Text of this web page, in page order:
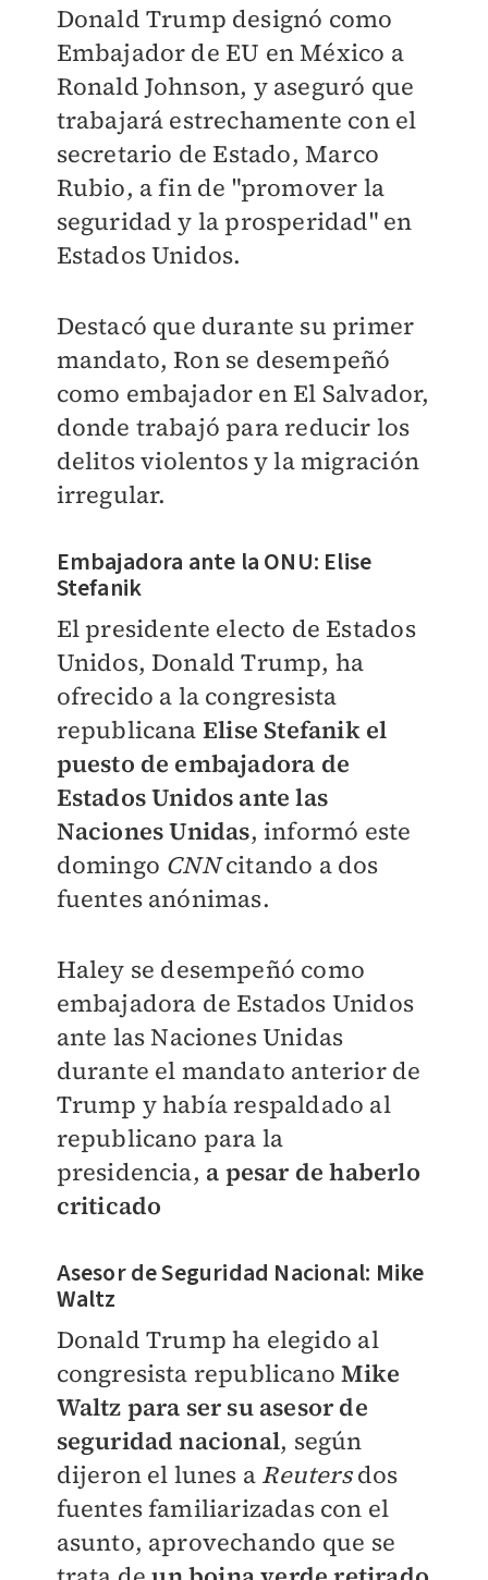
Donald Trump designó como
Embajador de EU en México a
Ronald Johnson, y aseguró que
trabajará estrechamente con el
secretario de Estado, Marco
Rubio, a fin de "promover la
seguridad y la prosperidad" en
Estados Unidos.
Destacó que durante su primer
mandato, Ron se desempeñó
como embajador en El Salvador,
donde trabajó para reducir los
delitos violentos y la migración
irregular.
Embajadora ante la ONU: Elise
Stefanik
El presidente electo de Estados
Unidos, Donald Trump, ha
ofrecido a la congresista
republicana Elise Stefanik el
puesto de embajadora de
Estados Unidos ante las
Naciones Unidas, informó este
domingo CNNcitando a dos
fuentes anónimas.
Haley se desempeñó como
embajadora de Estados Unidos
ante las Naciones Unidas
durante el mandato anterior de
Trump y había respaldado al
republicano para la
presidencia, a pesar de haberlo
criticado
Asesor de Seguridad Nacional: Mike
Waltz
Donald Trump ha elegido al
congresista republicanoMike
Waltz para ser su asesor de
seguridad nacional, según
dijeron el lunes a Reutersdos
fuentes familiarizadas con el
asunto, aprovechando que se